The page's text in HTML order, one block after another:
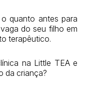
quanto antes para
do seu filho em
terapêutico.
na Little TEA e
da criança?